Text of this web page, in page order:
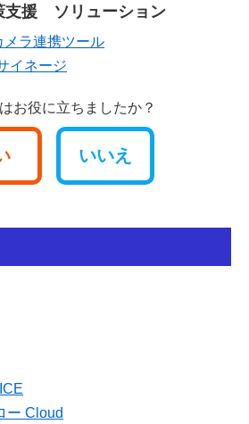
支援 ソリューション
ラ連携ツール
イネージ
お役に立ちましたか？
いいえ
ー Cloud